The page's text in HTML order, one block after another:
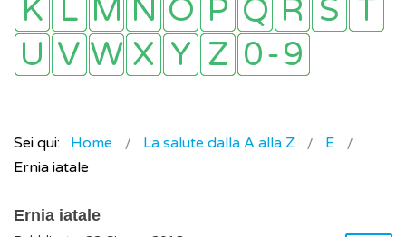
Sei qui: Home La salute dalla A alla Z
E
Ernia iatale
Ernia iatale